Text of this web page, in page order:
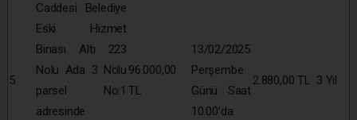
5
Caddesi Belediye
Eski Hizmet
Binası Altı 223
Nolu Ada 3 Nolu
parsel No:1
adresinde
96.000,00
TL
13/02/2025
Perşembe
Günü Saat
10:00’da
2.880,00 TL 3 Yıl